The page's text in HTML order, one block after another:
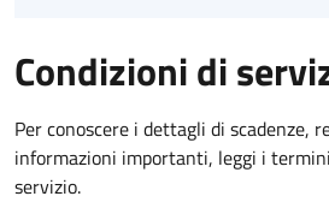
Condizioni di
Per conoscere i dettagli di scadenze,
informazioni importanti, leggi i
servizio.